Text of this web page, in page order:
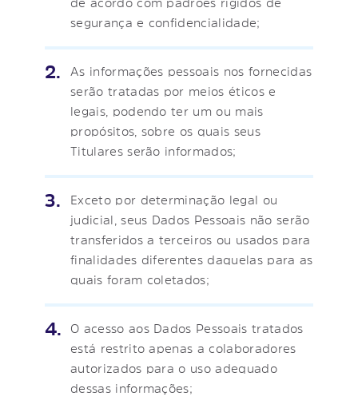
segurança e confidencialidade;
As informações pessoais nos fornecidas
serão tratadas por meios éticos e
legais, podendo ter um ou mais
propósitos, sobre os quais seus
Titulares serão informados;
Exceto por determinação legal ou
judicial, seus Dados Pessoais não serão
transferidos a terceiros ou usados para
finalidades diferentes daquelas para as
quais foram coletados;
O acesso aos Dados Pessoais tratados
está restrito apenas a colaboradores
autorizados para o uso adequado
dessas informações;